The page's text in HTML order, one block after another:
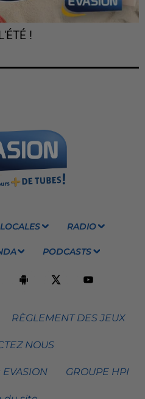
!
RADIO
PODCASTS
RÈGLEMENT DES JEUX
NOUS
EVASION GROUPE HPI